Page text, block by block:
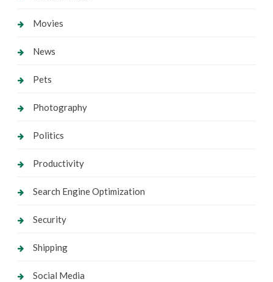
Movies
News
Pets
Photography
Politics
Productivity
Search Engine Optimization
Security
Shipping
Social Media